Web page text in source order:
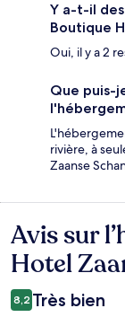
Y a-t-il
Boutique
Oui, il y a 2
Que puis-
rivière, à
Zaanse
Avis
Avis sur
Hotel
8,2 Très bien